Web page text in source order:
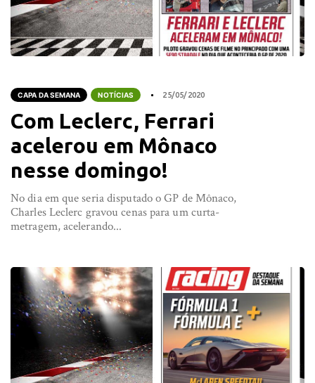
CAPA DA SEMANA NOTÍCIAS 25/05/2020
Com Leclerc, Ferrari
acelerou em Mônaco
nesse domingo!
No dia em que seria disputado o GP de Mônaco,
Charles Leclerc gravou cenas para um curta-
metragem, acelerando...